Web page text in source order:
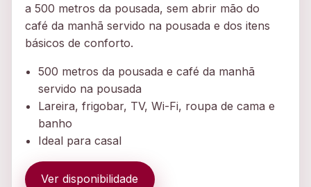
a 500 metros da pousada, sem abrir mão do
café da manhã servido na pousada e dos itens
básicos de conforto.
500 metros da pousada e café da manhã
servido na pousada
Lareira, frigobar, TV, Wi-Fi, roupa de cama e
banho
Ideal para casal
Ver disponibilidade